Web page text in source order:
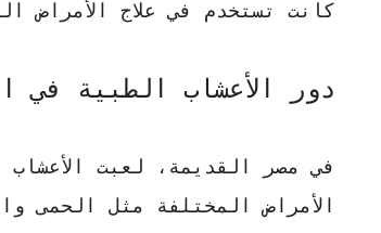
كانت تستخدم في علاج الأمراض
دور الأعشاب الطبية في
في مصر القديمة، لعبت
الأمراض المختلفة مثل الحمى